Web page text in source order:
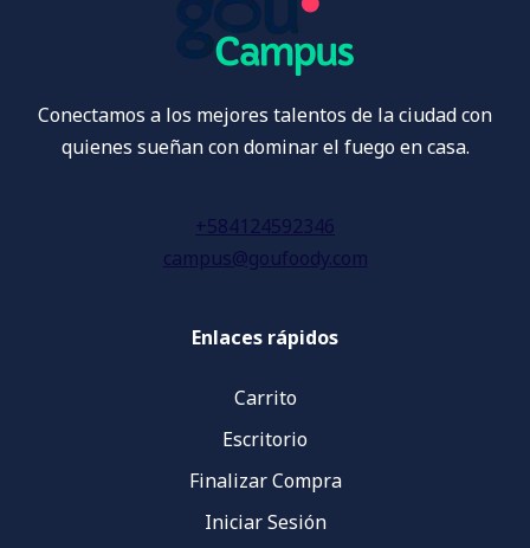
Conectamos a los mejores talentos de la ciudad con
quienes sueñan con dominar el fuego en casa.
+584124592346
campus@goufoody.com
Enlaces rápidos
Carrito
Escritorio
Finalizar Compra
Iniciar Sesión